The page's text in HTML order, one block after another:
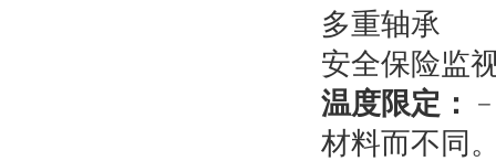
多重轴承
安全保险监
温度限定：
材料而不同